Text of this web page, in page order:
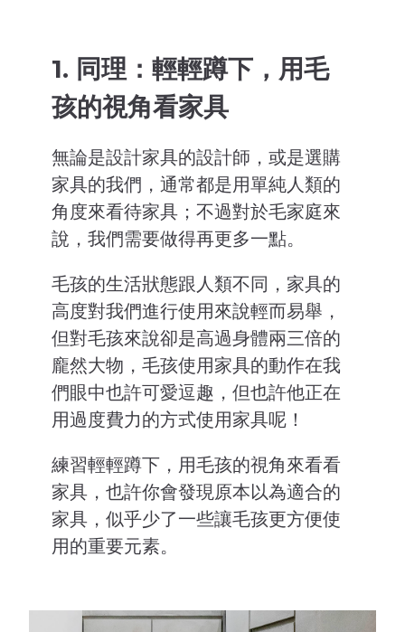
1. 同理：輕輕蹲下，用毛
孩的視角看家具
無論是設計家具的設計師，或是選購
家具的我們，通常都是用單純人類的
角度來看待家具；不過對於毛家庭來
說，我們需要做得再更多一點。
毛孩的生活狀態跟人類不同，家具的
高度對我們進行使用來說輕而易舉，
但對毛孩來說卻是高過身體兩三倍的
龐然大物，毛孩使用家具的動作在我
們眼中也許可愛逗趣，但也許他正在
用過度費力的方式使用家具呢！
練習輕輕蹲下，用毛孩的視角來看看
家具，也許你會發現原本以為適合的
家具，似乎少了一些讓毛孩更方便使
用的重要元素。